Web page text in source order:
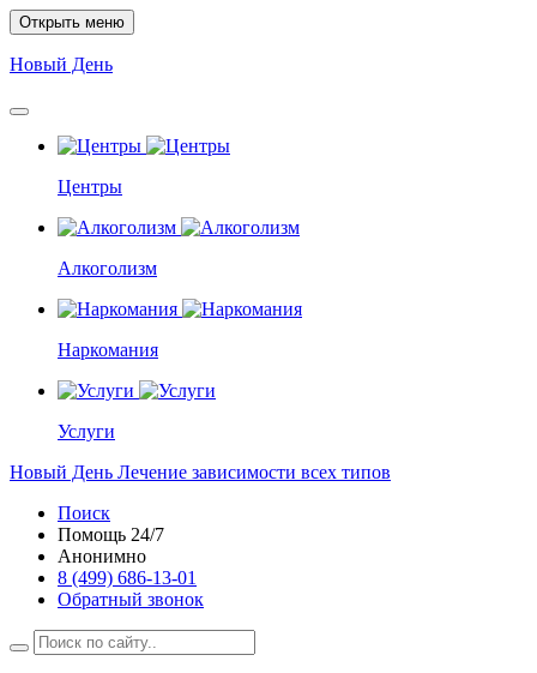
Открыть меню
Новый День
Центры
Алкоголизм
Наркомания
Услуги
Новый День Лечение зависимости всех типов
Поиск
Помощь 24/7
Анонимно
8 (499) 686-13-01
Обратный звонок